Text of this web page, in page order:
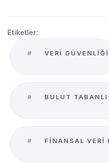
Etiketler:
# VERI GÜVENLIĞI
# BULUT TABANLI
# FINANSAL VERI